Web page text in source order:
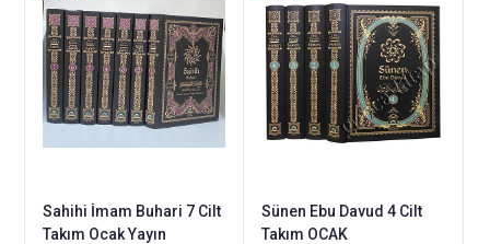
Sahihi İmam Buhari 7 Cilt
Takım Ocak Yayın
Sünen Ebu Davud 4 Cilt
Takım OCAK